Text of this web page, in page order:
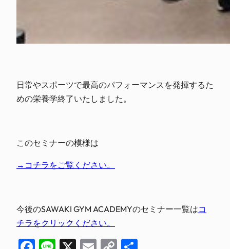
日常やスポーツで最高のパフォーマンスを発揮するた
めの栄養学終了いたしました。
このセミナーの模様は
→コチラをご覧ください。
今後のSAWAKI GYM ACADEMYのセミナー一覧はコ
チラをクリックください。